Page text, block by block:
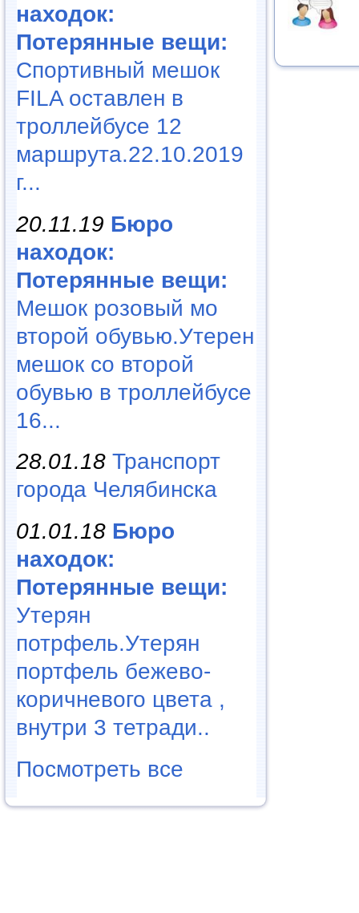
находок:
Потерянные вещи:
Спортивный мешок
FILA оставлен в
троллейбусе 12
маршрута.22.10.2019
г...
20.11.19 Бюро
находок:
Потерянные вещи:
Мешок розовый мо
второй обувью.Утерен
мешок со второй
обувью в троллейбусе
16...
28.01.18 Транспорт
города Челябинска
01.01.18 Бюро
находок:
Потерянные вещи:
Утерян
потрфель.Утерян
портфель бежево-
коричневого цвета ,
внутри 3 тетради..
Посмотреть все